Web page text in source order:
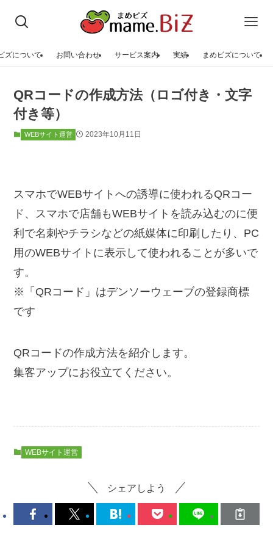
ズについて お問い合わせ サービス案内 実績 まめビズについて
QRコードの作成方法（ロゴ付き・文字
付き等）
WEBサイト運営 2023年10月11日
スマホでWEBサイトへの誘導に使われるQRコー
ド、スマホで店舗もWEBサイトを読み込むのに便
利で名刺やチラシなどの紙媒体に印刷したり、PC
用のWEBサイトに表示して使われることが多いで
す。
※「QRコード」はデンソーウェーブの登録商標
です
QRコードの作成方法を紹介します。
集客アップにお役立てください。
WEBサイト運営
シェアしよう